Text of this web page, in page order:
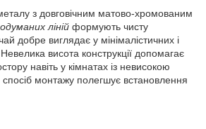
з довговічним матово-хромованим
ліній формують чисту
добре виглядає у мінімалістичних і
висота конструкції допомагає
навіть у кімнатах із невисокою
монтажу полегшує встановлення